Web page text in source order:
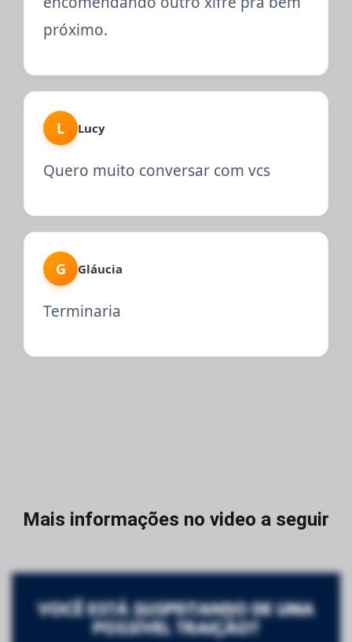
próximo.
L Lucy
Quero muito conversar com vcs
G Gláucia
Terminaria
Mais informações no video a seguir